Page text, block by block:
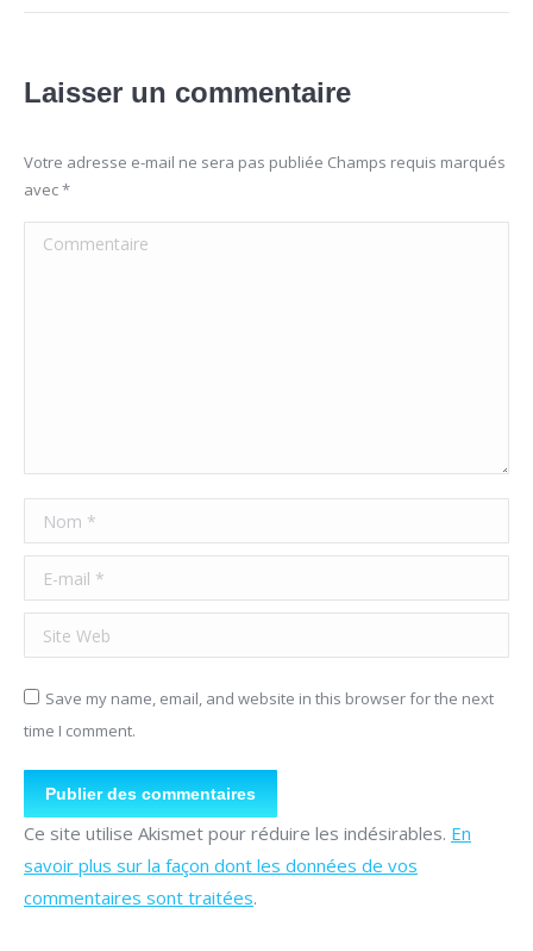
Laisser un commentaire
Votre adresse e-mail ne sera pas publiée Champs requis marqués
avec*
Commentaire
Nom *
E-mail *
Site Web
Save my name, email, and website in this browser for the next
time I comment.
Publier des commentaires
Ce site utilise Akismet pour réduire les indésirables. En
savoir plus sur la façon dont les données de vos
commentaires sont traitées.